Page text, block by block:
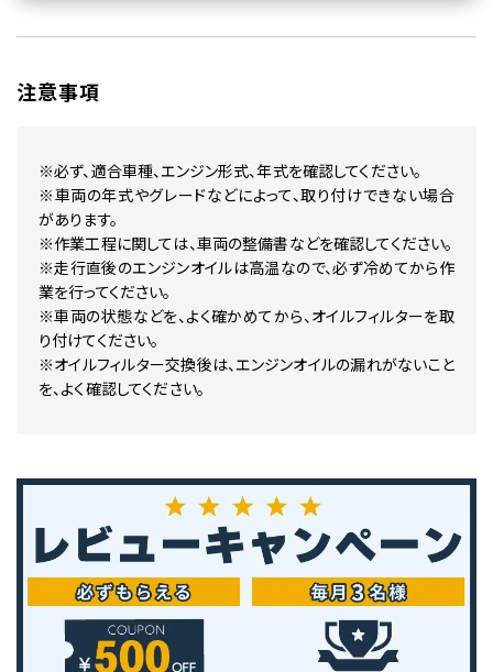
注意事項
※必ず、適合車種、エンジン形式、年式を確認してください。
※車両の年式やグレードなどによって、取り付けできない場合
があります。
※作業工程に関しては、車両の整備書などを確認してください。
※走行直後のエンジンオイルは高温なので、必ず冷めてから作
業を行ってください。
※車両の状態などを、よく確かめてから、オイルフィルターを取
り付けてください。
※オイルフィルター交換後は、エンジンオイルの漏れがないこと
を、よく確認してください。